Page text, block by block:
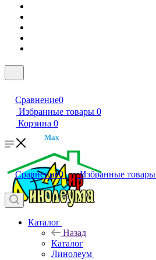
Сравнение0
Избранные товары 0
Корзина 0
Max
Сравнение0 Избранные товары
Каталог
Назад
Каталог
Линолеум